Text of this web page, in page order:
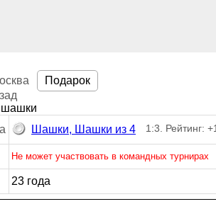
Подарок
шашки
Шашки, Шашки из 4 1:3. Рейтинг:
Не может участвовать в командных турнирах
23 года